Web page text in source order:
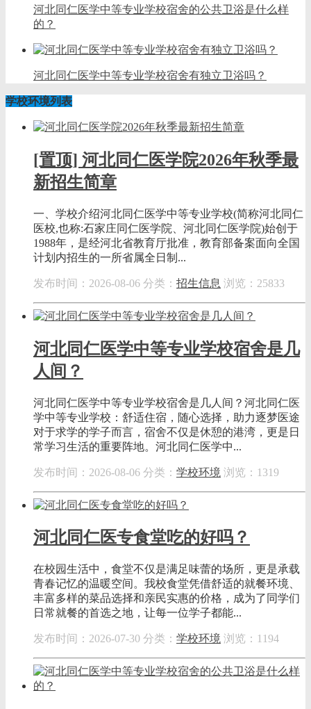
河北同仁医学中等专业学校宿舍的公共卫浴是什么样
的？
河北同仁医学中等专业学校宿舍有独立卫浴吗？
学校环境列表
[置顶] 河北同仁医学院2026年秋季最
新招生简章
一、学校介绍河北同仁医学中等专业学校(简称河北同仁
医校,也称:石家庄同仁医学院、河北同仁医学院)始创于
1988年，是经河北省教育厅批准，教育部备案面向全国
计划内招生的一所省属全日制...
发布时间：2026-08-06 分类： 招生信息 浏览：25833
河北同仁医学中等专业学校宿舍是几
人间？
河北同仁医学中等专业学校宿舍是几人间？河北同仁医
学中等专业学校：舒适住宿，随心选择，助力逐梦医途
对于求学的学子而言，宿舍不仅是休憩的港湾，更是日
常学习生活的重要阵地。河北同仁医学中...
发布时间：2026-08-06 分类： 学校环境 浏览：1319
河北同仁医专食堂吃的好吗？
在校园生活中，食堂不仅是满足味蕾的场所，更是承载
青春记忆的温暖空间。我校食堂凭借舒适的就餐环境、
丰富多样的菜品选择和亲民实惠的价格，成为了同学们
日常就餐的首选之地，让每一位学子都能...
发布时间：2026-07-30 分类： 学校环境 浏览：1194